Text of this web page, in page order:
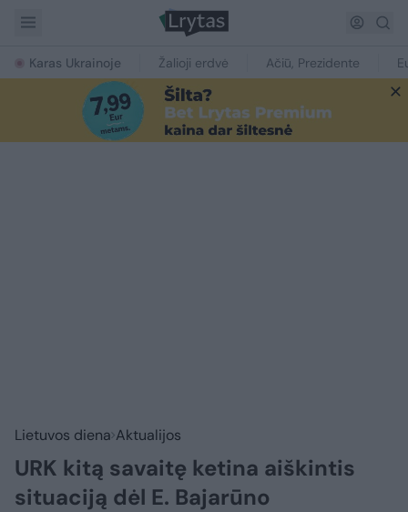
Karas Ukrainoje Žalioji erdvė Ačiū, Prezidente
Lietuvos diena Aktualijos
URK kitą savaitę ketina aiškintis
situaciją dėl E. Bajarūno